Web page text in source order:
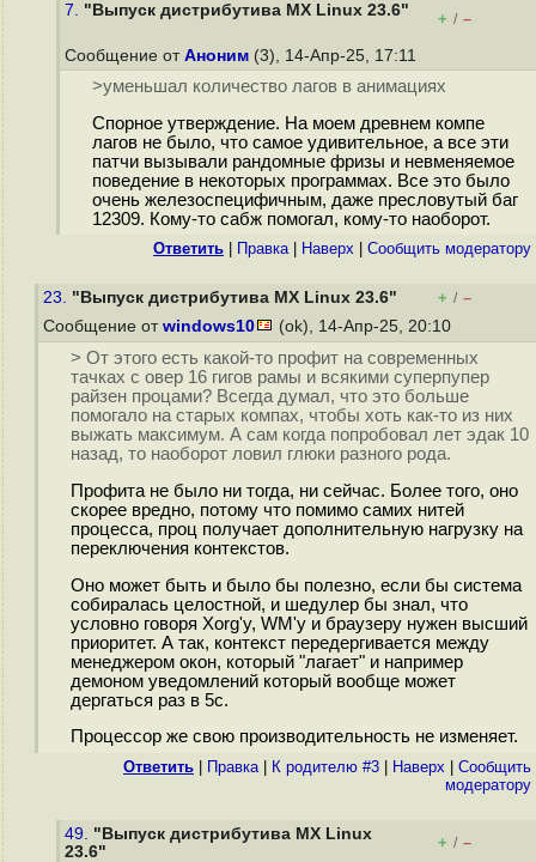
7. "Выпуск дистрибутива MX Linux 23.6" + / –
Сообщение от Аноним (3), 14-Апр-25, 17:11
>уменьшал количество лагов в анимациях
Спорное утверждение. На моем древнем компе
лагов не было, что самое удивительное, а все эти
патчи вызывали рандомные фризы и невменяемое
поведение в некоторых программах. Все это было
очень железоспецифичным, даже пресловутый баг
12309. Кому-то сабж помогал, кому-то наоборот.
Ответить Правка| Наверх Cообщить модератору
23. "Выпуск дистрибутива MX Linux 23.6" + / –
Сообщение от windows10 (ok), 14-Апр-25, 20:10
> От этого есть какой-то профит на современных
тачках с овер 16 гигов рамы и всякими суперпупер
райзен процами? Всегда думал, что это больше
помогало на старых компах, чтобы хоть как-то из них
выжать максимум. А сам когда попробовал лет эдак 10
назад, то наоборот ловил глюки разного рода.
Профита не было ни тогда, ни сейчас. Более того, оно
скорее вредно, потому что помимо самих нитей
процесса, проц получает дополнительную нагрузку на
переключения контекстов.
Оно может быть и было бы полезно, если бы система
собиралась целостной, и шедулер бы знал, что
условно говоря Xorg'у, WM'у и браузеру нужен высший
приоритет. А так, контекст передергивается между
менеджером окон, который "лагает" и например
демоном уведомлений который вообще может
дергаться раз в 5с.
Процессор же свою производительность не изменяет.
Ответить Правка| К родителю #3 Наверх
Cообщить
модератору
49. "Выпуск дистрибутива MX Linux
23.6"
+ / –